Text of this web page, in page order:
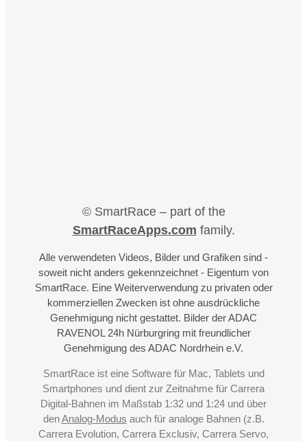
© SmartRace – part of the
SmartRaceApps.com family.
Alle verwendeten Videos, Bilder und Grafiken sind -
soweit nicht anders gekennzeichnet - Eigentum von
SmartRace. Eine Weiterverwendung zu privaten oder
kommerziellen Zwecken ist ohne ausdrückliche
Genehmigung nicht gestattet. Bilder der ADAC
RAVENOL 24h Nürburgring mit freundlicher
Genehmigung des ADAC Nordrhein e.V.
SmartRace ist eine Software für Mac, Tablets und
Smartphones und dient zur Zeitnahme für Carrera
Digital-Bahnen im Maßstab 1:32 und 1:24 und über
denAnalog-Modus auch für analoge Bahnen (z.B.
Carrera Evolution, Carrera Exclusiv, Carrera Servo,